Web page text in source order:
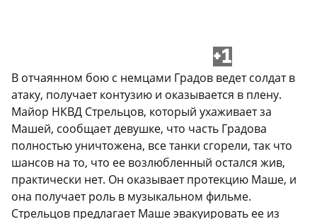
+1
В отчаянном бою с немцами Градов ведет солдат в
атаку, получает контузию и оказывается в плену.
Майор НКВД Стрельцов, который ухаживает за
Машей, сообщает девушке, что часть Градова
полностью уничтожена, все танки сгорели, так что
шансов на то, что ее возлюбленный остался жив,
практически нет. Он оказывает протекцию Маше, и
она получает роль в музыкальном фильме.
Стрельцов предлагает Маше эвакуировать ее из